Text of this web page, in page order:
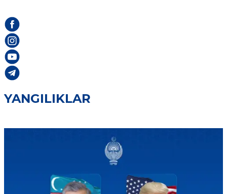
YANGILIKLAR